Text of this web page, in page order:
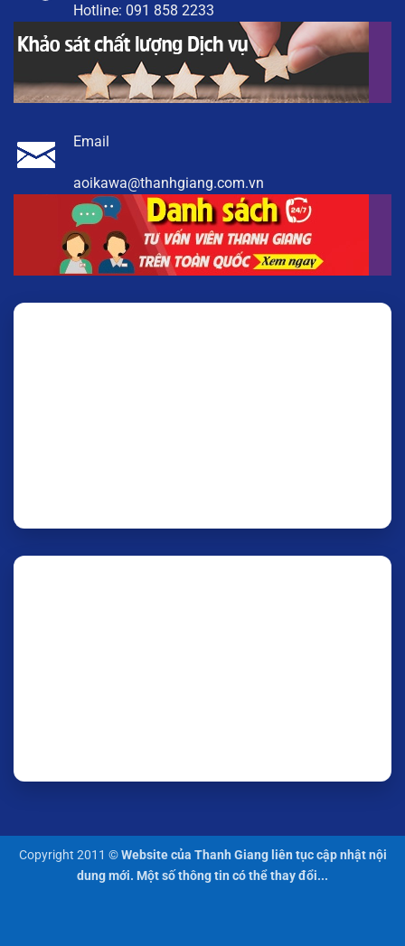
Hotline: 091 858 2233
Email
aoikawa@thanhgiang.com.vn
Copyright 2011 ©Website của Thanh Giang liên tục cập nhật nội
dung mới. Một số thông tin có thể thay đổi...